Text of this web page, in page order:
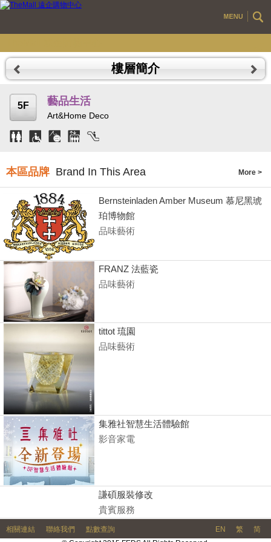
樓層簡介
5F 藝品生活
Art&Home Deco
本區品牌 Brand In This Area More
Bernsteinladen Amber Museum 慕尼黑琥
珀博物館
品味藝術
FRANZ 法藍瓷
品味藝術
tittot 琉園
品味藝術
集雅社智慧生活體驗館
影音家電
謙碩服裝修改
貴賓服務
相關連結 聯絡我們 點數查詢 EN 繁
简